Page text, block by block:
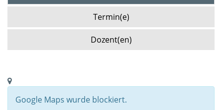
Termin(e)
Dozent(en)
Google Maps wurde blockiert.